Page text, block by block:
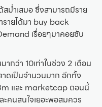
ม่ำเสมอ ซึ่งสามารถมีราย
ายได้มา buy back
เรื่อยๆมาคอยซับ
กว่า 10เท่าในช่วง 2 เดือน
ดเป็นจำนวนมาก อีกทั้ง
และ marketcap ตอนนี้
คนสนใจเยอะพอสมควร